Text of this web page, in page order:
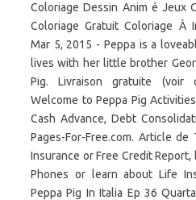
Coloriage Dessin Anim é Jeux
Coloriage Gratuit Coloriage À
Mar 5, 2015 - Peppa is a
lives with her little brother
Pig. Livraison gratuite (voir
Welcome to Peppa Pig
Cash Advance, Debt
Pages-For-Free.com. Article
Insurance or Free Credit
Phones or learn about Life
Peppa Pig In Italia Ep 36